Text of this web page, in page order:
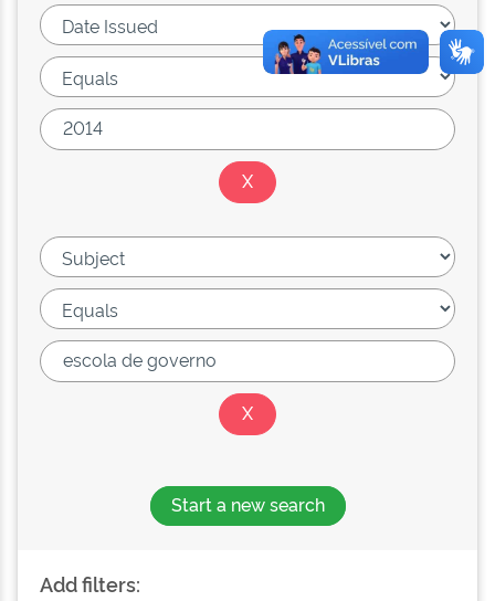
Start a new search
Add filters: